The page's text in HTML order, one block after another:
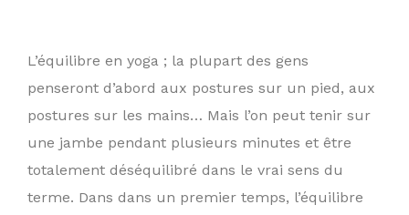
L’équilibre en yoga ; la plupart des gens
penseront d’abord aux postures sur un pied, aux
postures sur les mains… Mais l’on peut tenir sur
une jambe pendant plusieurs minutes et être
totalement déséquilibré dans le vrai sens du
terme. Dans dans un premier temps, l’équilibre